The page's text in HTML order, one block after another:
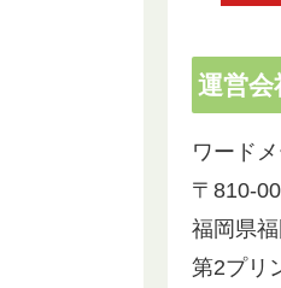
運営会
ワード
〒810-
福岡県
第2プリ